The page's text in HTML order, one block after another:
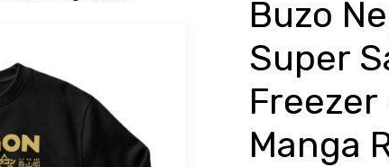
Buzo
Super
Manga